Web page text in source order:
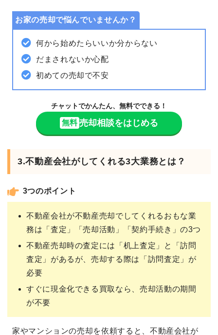
お家の売却で悩んでいませんか？
何から始めたらいいか分からない
だまされないか心配
初めての売却で不安
チャットでかんたん、無料でできる！
無料 売却相談をはじめる
3.不動産会社がしてくれる3大業務とは？
3つのポイント
不動産会社が不動産売却でしてくれるおもな業
務は「査定」「売却活動」「契約手続き」の3つ
不動産売却時の査定には「机上査定」と「訪問
査定」があるが、売却する際は「訪問査定」が
必要
すぐに現金化できる買取なら、売却活動の期間
が不要
家やマンションの売却を依頼すると、不動産会社が